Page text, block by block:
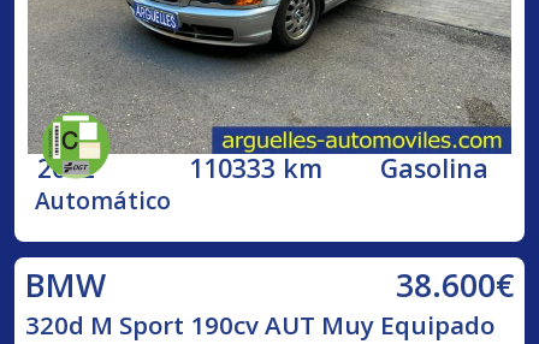
2002 110333 km Gasolina
Automático
BMW 38.600€
320d M Sport 190cv AUT Muy Equipado